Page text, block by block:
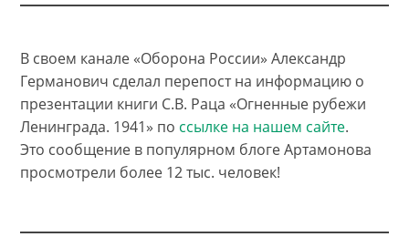
В своем канале «Оборона России» Александр
Германович сделал перепост на информацию о
презентации книги С.В. Раца «Огненные рубежи
Ленинграда. 1941» по ссылке на нашем сайте.
Это сообщение в популярном блоге Артамонова
просмотрели более 12 тыс. человек!